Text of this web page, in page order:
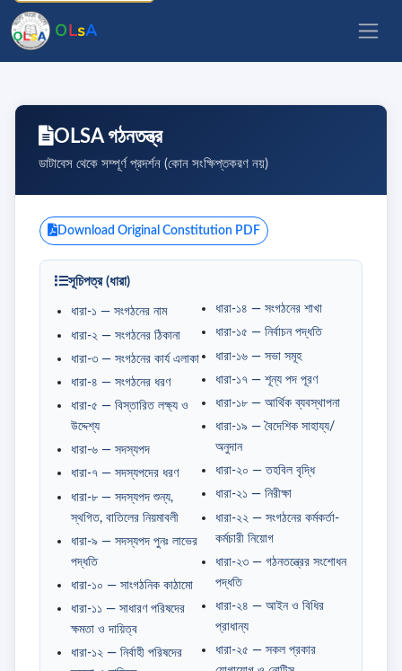
OLsA
OLSA গঠনতন্ত্র
ডাটাবেস থেকে সম্পূর্ণ প্রদর্শন (কোন সংক্ষিপ্তকরণ নয়)
Download Original Constitution PDF
সূচিপত্র (ধারা)
ধারা-১ — সংগঠনের নাম
ধারা-২ — সংগঠনের ঠিকানা
ধারা-৩ — সংগঠনের কার্য এলাকা
ধারা-৪ — সংগঠনের ধরণ
ধারা-৫ — বিস্তারিত লক্ষ্য ও
উদ্দেশ্য
ধারা-৬ — সদস্যপদ
ধারা-৭ — সদস্যপদের ধরণ
ধারা-৮ — সদস্যপদ শুন্য,
স্থগিত, বাতিলের নিয়মাবলী
ধারা-৯ — সদস্যপদ পুনঃ লাভের
পদ্ধতি
ধারা-১০ — সাংগঠনিক কাঠামো
ধারা-১১ — সাধারণ পরিষদের
ক্ষমতা ও দায়িত্ব
ধারা-১২ — নির্বাহী পরিষদের
ধারা-১৪ — সংগঠনের শাখা
ধারা-১৫ — নির্বাচন পদ্ধতি
ধারা-১৬ — সভা সমূহ
ধারা-১৭ — শূন্য পদ পূরণ
ধারা-১৮ — আর্থিক ব্যবস্থাপনা
ধারা-১৯ — বৈদেশিক সাহায্য/
অনুদান
ধারা-২০ — তহবিল বৃদ্ধি
ধারা-২১ — নিরীক্ষা
ধারা-২২ — সংগঠনের কর্মকর্তা-
কর্মচারী নিয়োগ
ধারা-২৩ — গঠনতন্ত্রের সংশোধন
পদ্ধতি
ধারা-২৪ — আইন ও বিধির
প্রাধান্য
ধারা-২৫ — সকল প্রকার